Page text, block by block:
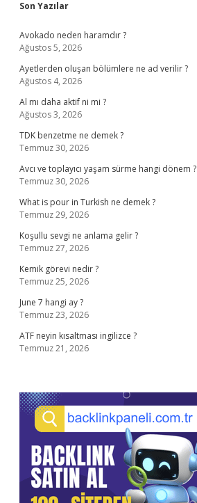
Sidebar
Son Yazılar
Avokado neden haramdır ?
Ağustos 5, 2026
Ayetlerden oluşan bölümlere ne ad verilir ?
Ağustos 4, 2026
Al mı daha aktif ni mi ?
Ağustos 3, 2026
TDK benzetme ne demek ?
Temmuz 30, 2026
Avcı ve toplayıcı yaşam sürme hangi dönem ?
Temmuz 30, 2026
What is pour in Turkish ne demek ?
Temmuz 29, 2026
Koşullu sevgi ne anlama gelir ?
Temmuz 27, 2026
Kemik görevi nedir ?
Temmuz 25, 2026
June 7 hangi ay ?
Temmuz 23, 2026
ATF neyin kısaltması ingilizce ?
Temmuz 21, 2026